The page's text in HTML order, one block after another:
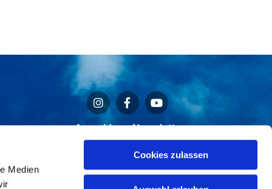
Medien
Cookies zulassen
Anmeldung Newsletter